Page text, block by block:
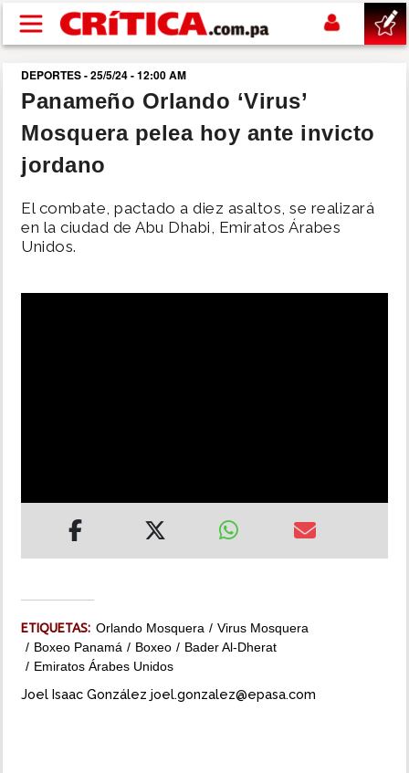
Pasar al contenido principal
buscar
SUCESOS
POLÍTICA
DEPORTES - 25/5/24 - 12:00 AM
Panameño Orlando ‘Virus’
Mosquera pelea hoy ante invicto
jordano
El combate, pactado a diez asaltos, se realizará
en la ciudad de Abu Dhabi, Emiratos Árabes
Unidos.
ETIQUETAS: Orlando Mosquera
Virus Mosquera
Boxeo Panamá
Boxeo
Bader Al-Dherat
Emiratos Árabes Unidos
Joel Isaac González joel.gonzalez@epasa.com